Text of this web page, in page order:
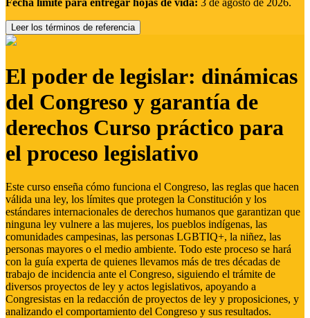
Fecha límite para entregar hojas de vida: 3 de agosto de 2026.
Leer los términos de referencia
El poder de legislar: dinámicas
del Congreso y garantía de
derechos Curso práctico para
el proceso legislativo
Este curso enseña cómo funciona el Congreso, las reglas que hacen
válida una ley, los límites que protegen la Constitución y los
estándares internacionales de derechos humanos que garantizan que
ninguna ley vulnere a las mujeres, los pueblos indígenas, las
comunidades campesinas, las personas LGBTIQ+, la niñez, las
personas mayores o el medio ambiente. Todo este proceso se hará
con la guía experta de quienes llevamos más de tres décadas de
trabajo de incidencia ante el Congreso, siguiendo el trámite de
diversos proyectos de ley y actos legislativos, apoyando a
Congresistas en la redacción de proyectos de ley y proposiciones, y
analizando el comportamiento del Congreso y sus resultados.